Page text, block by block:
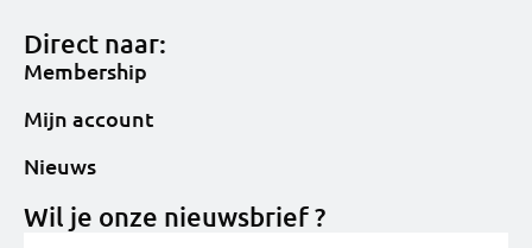
Direct naar:
Membership
Mijn account
Nieuws
Wil je onze nieuwsbrief ?